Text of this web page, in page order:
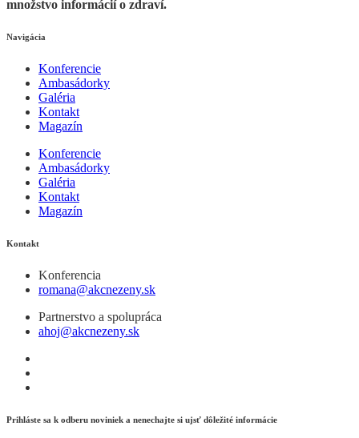
množstvo informácií o zdraví.
Navigácia
Konferencie
Ambasádorky
Galéria
Kontakt
Magazín
Konferencie
Ambasádorky
Galéria
Kontakt
Magazín
Kontakt
Konferencia
romana@akcnezeny.sk
Partnerstvo a spolupráca
ahoj@akcnezeny.sk
Prihláste sa k odberu noviniek a nenechajte si ujsť dôležité informácie